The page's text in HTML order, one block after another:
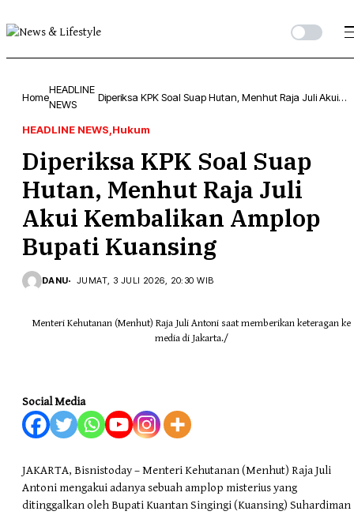
Home
HEADLINE
NEWS
Diperiksa KPK Soal Suap Hutan, Menhut Raja Juli Akui
HEADLINE NEWS Hukum
Diperiksa KPK Soal Suap
Hutan, Menhut Raja Juli
Akui Kembalikan Amplop
Bupati Kuansing
DANU JUMAT, 3 JULI 2026, 20:30 WIB
Menteri Kehutanan (Menhut) Raja Juli Antoni saat memberikan keteragan ke
media di Jakarta./
Social Media
JAKARTA, Bisnistoday – Menteri Kehutanan (Menhut) Raja Juli
Antoni mengakui adanya sebuah amplop misterius yang
ditinggalkan oleh Bupati Kuantan Singingi (Kuansing) Suhardiman